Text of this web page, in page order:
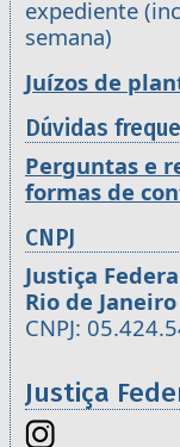
expediente
semana)
Juízos de
Dúvidas
Perguntas e
formas de
CNPJ
Justiça
Rio de Janeiro
CNPJ:
Justiça